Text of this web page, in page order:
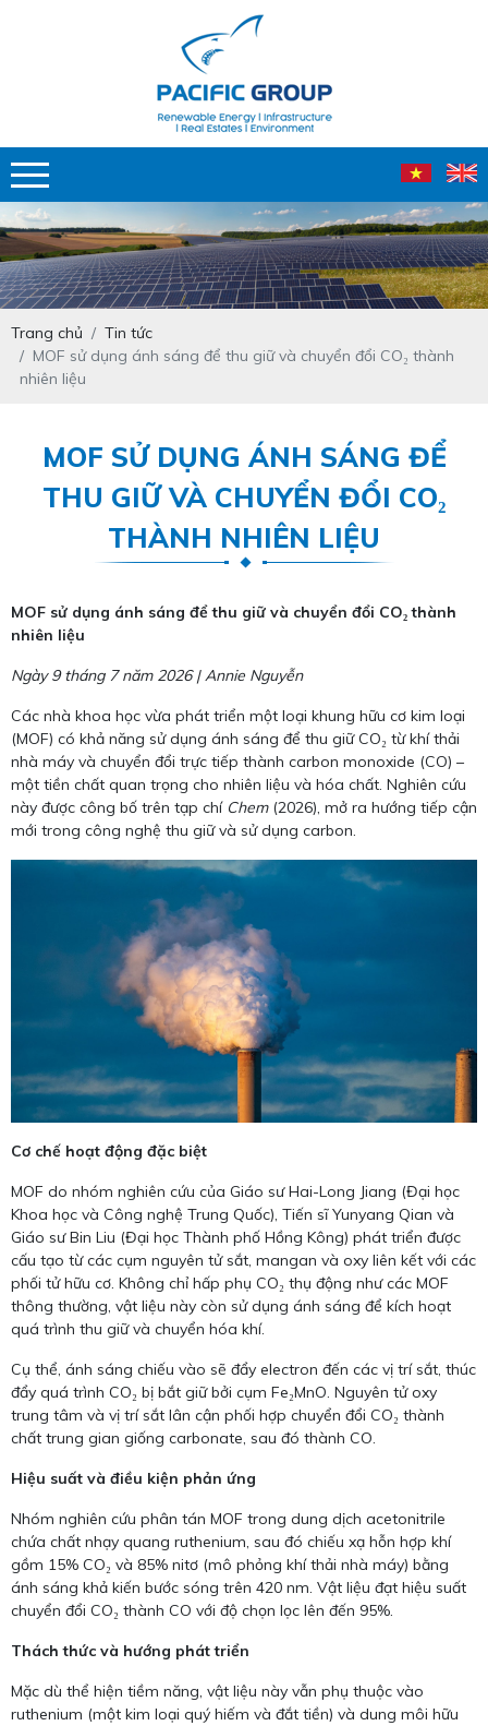
Trang chủ
Tin tức
MOF sử dụng ánh sáng để thu giữ và chuyển đổi CO₂ thành
nhiên liệu
MOF SỬ DỤNG ÁNH SÁNG ĐỂ
THU GIỮ VÀ CHUYỂN ĐỔI CO₂
THÀNH NHIÊN LIỆU
MOF sử dụng ánh sáng để thu giữ và chuyển đổi CO₂ thành
nhiên liệu
Ngày 9 tháng 7 năm 2026 | Annie Nguyễn
Các nhà khoa học vừa phát triển một loại khung hữu cơ kim loại
(MOF) có khả năng sử dụng ánh sáng để thu giữ CO₂ từ khí thải
nhà máy và chuyển đổi trực tiếp thành carbon monoxide (CO) –
một tiền chất quan trọng cho nhiên liệu và hóa chất. Nghiên cứu
này được công bố trên tạp chí Chem(2026), mở ra hướng tiếp cận
mới trong công nghệ thu giữ và sử dụng carbon.
Cơ chế hoạt động đặc biệt
MOF do nhóm nghiên cứu của Giáo sư Hai-Long Jiang (Đại học
Khoa học và Công nghệ Trung Quốc), Tiến sĩ Yunyang Qian và
Giáo sư Bin Liu (Đại học Thành phố Hồng Kông) phát triển được
cấu tạo từ các cụm nguyên tử sắt, mangan và oxy liên kết với các
phối tử hữu cơ. Không chỉ hấp phụ CO₂ thụ động như các MOF
thông thường, vật liệu này còn sử dụng ánh sáng để kích hoạt
quá trình thu giữ và chuyển hóa khí.
Cụ thể, ánh sáng chiếu vào sẽ đẩy electron đến các vị trí sắt, thúc
đẩy quá trình CO₂ bị bắt giữ bởi cụm Fe₂MnO. Nguyên tử oxy
trung tâm và vị trí sắt lân cận phối hợp chuyển đổi CO₂ thành
chất trung gian giống carbonate, sau đó thành CO.
Hiệu suất và điều kiện phản ứng
Nhóm nghiên cứu phân tán MOF trong dung dịch acetonitrile
chứa chất nhạy quang ruthenium, sau đó chiếu xạ hỗn hợp khí
gồm 15% CO₂ và 85% nitơ (mô phỏng khí thải nhà máy) bằng
ánh sáng khả kiến bước sóng trên 420 nm. Vật liệu đạt hiệu suất
chuyển đổi CO₂ thành CO với độ chọn lọc lên đến 95%.
Thách thức và hướng phát triển
Mặc dù thể hiện tiềm năng, vật liệu này vẫn phụ thuộc vào
ruthenium (một kim loại quý hiếm và đắt tiền) và dung môi hữu